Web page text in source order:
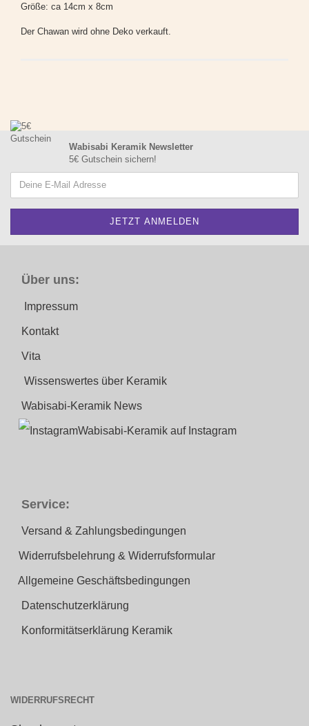
Größe: ca 14cm x 8cm
Der Chawan wird ohne Deko verkauft.
Wabisabi Keramik Newsletter
5€ Gutschein sichern!
Über uns:
Impressum
Kontakt
Vita
Wissenswertes über Keramik
Wabisabi-Keramik News
Wabisabi-Keramik auf Instagram
Service:
Versand & Zahlungsbedingungen
Widerrufsbelehrung & Widerrufsformular
Allgemeine Geschäftsbedingungen
Datenschutzerklärung
Konformitätserklärung Keramik
WIDERRUFSRECHT